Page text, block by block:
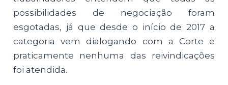
possibilidades de negociação foram
esgotadas, já que desde o início de 2017 a
categoria vem dialogando com a Corte e
praticamente nenhuma das reivindicações
foi atendida.